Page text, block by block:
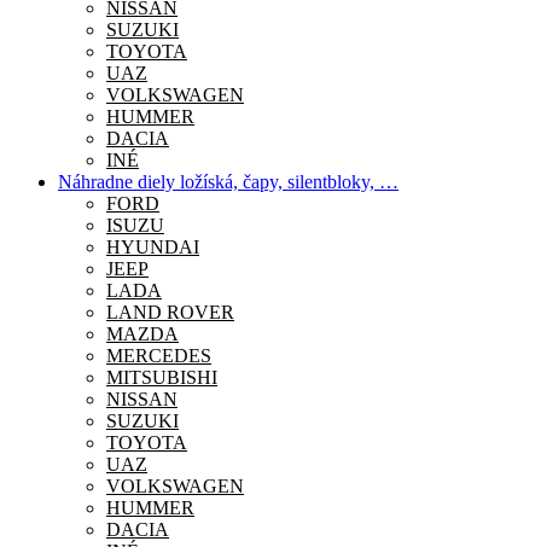
NISSAN
SUZUKI
TOYOTA
UAZ
VOLKSWAGEN
HUMMER
DACIA
INÉ
Náhradne diely ložíská, čapy, silentbloky, …
FORD
ISUZU
HYUNDAI
JEEP
LADA
LAND ROVER
MAZDA
MERCEDES
MITSUBISHI
NISSAN
SUZUKI
TOYOTA
UAZ
VOLKSWAGEN
HUMMER
DACIA